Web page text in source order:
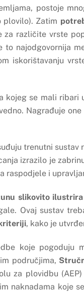
postoje
plovilo). Zatim
različite vrste
najodgovornija
iskorištavanju
se mali ribari
Nagrađuje
trenutni sustav
izrazilo je
raspodjele i
slikovito
Ovaj sustav
, kako je
koje pogoduju
područjima,
za plovidbu
naknadama koje